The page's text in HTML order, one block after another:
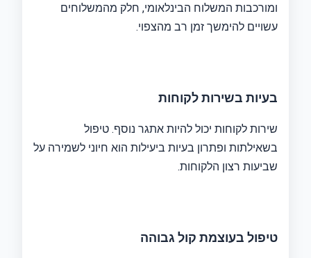
ומורכבות המשלוח הבינלאומי, חלק מהמשלוחים
עשויים להימשך זמן רב מהצפוי.
בעיות בשירות לקוחות
שירות לקוחות יכול להיות אתגר נוסף. טיפול
בשאילתות ופתרון בעיות ביעילות הוא חיוני לשמירה על
שביעות רצון הלקוחות.
טיפול בעוצמת קול גבוהה